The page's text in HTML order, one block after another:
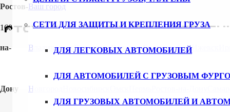
Ростов-
на-
Дону
Ваш город
Владивосток ВолгоградВоронежЕкатеринбургИжевск
Новгород
СЕТИ ДЛЯ ЗАЩИТЫ И КРЕПЛЕНИЯ ГРУЗА
ДЛЯ ЛЕГКОВЫХ АВТОМОБИЛЕЙ
ДЛЯ АВТОМОБИЛЕЙ С ГРУЗОВЫМ
ДЛЯ ГРУЗОВЫХ АВТОМОБИЛЕЙ И
СТЯЖНЫЕ РЕМНИ ДЛЯ
Ремень стяжной для